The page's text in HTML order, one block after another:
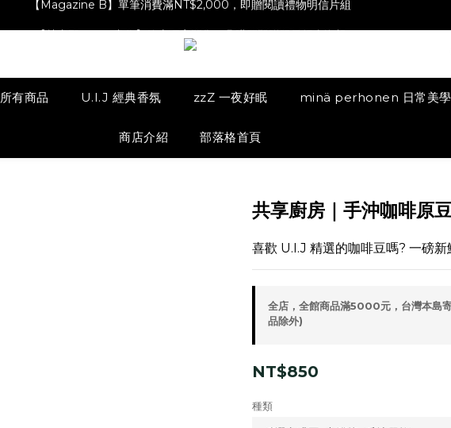
【Magazine B】單筆消費滿NT$2,000，即贈閱讀禮物明信片組
【夏日降溫🧊對策單品】系列商品滿額現折 NT$300！
【Magazine B】單筆消費滿NT$2,000，即贈閱讀禮物明信片組
所有商品 U.I.J 經典香氛 zzZ 一夜好眠 minä perhonen 日常美學
商店介紹 部落格首頁
共享廚房｜手沖咖啡原
喜歡 U.I.J 精選的咖啡豆嗎? 一磅新
全店，全館商品滿5000元，台灣本島
品除外)
NT$850
種類